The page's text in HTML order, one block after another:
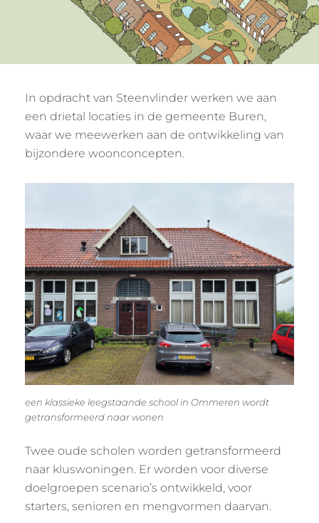
In opdracht van Steenvlinder werken we aan
een drietal locaties in de gemeente Buren,
waar we meewerken aan de ontwikkeling van
bijzondere woonconcepten.
een klassieke leegstaande school in Ommeren wordt
getransformeerd naar wonen
Twee oude scholen worden getransformeerd
naar kluswoningen. Er worden voor diverse
doelgroepen scenario’s ontwikkeld, voor
starters, senioren en mengvormen daarvan.